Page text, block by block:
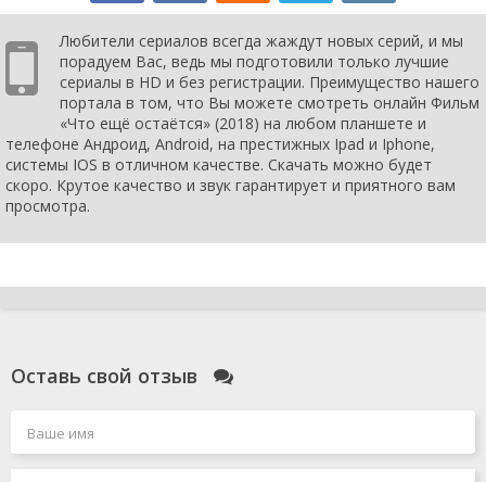
Любители сериалов всегда жаждут новых серий, и мы
порадуем Вас, ведь мы подготовили только лучшие
сериалы в HD и без регистрации. Преимущество нашего
портала в том, что Вы можете смотреть онлайн Фильм
«Что ещё остаётся» (2018) на любом планшете и
телефоне Андроид, Android, на престижных Ipad и Iphone,
системы IOS в отличном качестве. Скачать можно будет
скоро. Крутое качество и звук гарантирует и приятного вам
просмотра.
Оставь свой отзыв